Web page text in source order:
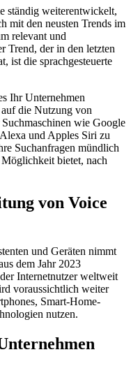
ständig weiterentwickelt,
mit den neusten Trends im
relevant und
Trend, der in den letzten
ist die sprachgesteuerte
Ihr Unternehmen
auf die Nutzung von
wie Google
und Apples Siri zu
Suchanfragen mündlich
bietet, nach
von Voice
und Geräten nimmt
dem Jahr 2023
Internetnutzer weltweit
voraussichtlich weiter
Smart-Home-
nutzen.